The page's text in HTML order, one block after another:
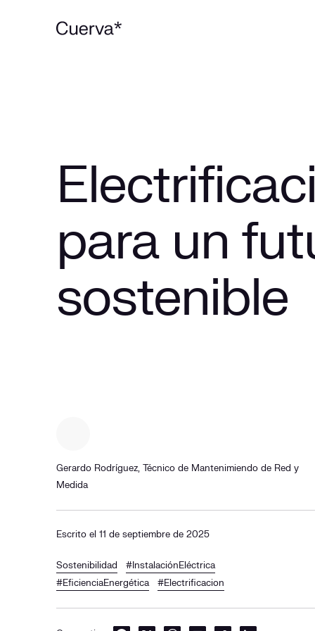
para un
sostenible
Gerardo Rodríguez, Técnico de Mantenimiendo de Red y
Medida
Escrito el 11 de septiembre de 2025
Sostenibilidad
#InstalaciónEléctrica
#EficienciaEnergética
#Electrificacion